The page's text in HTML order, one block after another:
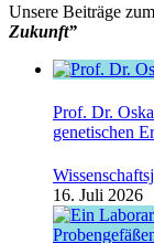
Unsere Beiträge
Zukunft”
Prof. Dr.
genetischen
16. Juli 2026